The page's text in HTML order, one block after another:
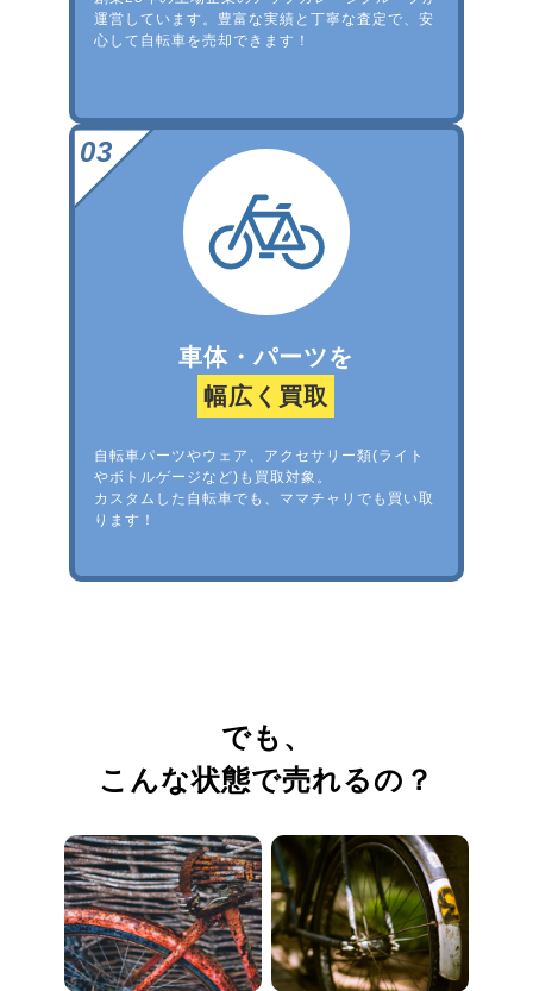
運営しています。豊富な実績と丁寧な査定で、安
心して自転車を売却できます！
車体・パーツを
幅広く買取
自転車パーツやウェア、アクセサリー類(ライト
やボトルゲージなど)も買取対象。
カスタムした自転車でも、ママチャリでも買い取
ります！
でも、
こんな状態で売れるの？